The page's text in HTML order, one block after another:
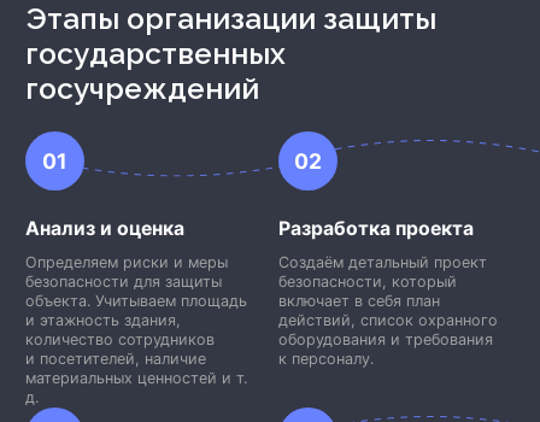
Этапы организации защиты
государственных
госучреждений
01
Анализ и оценка
Определяем риски и меры
безопасности для защиты
объекта. Учитываем площадь
и этажность здания,
количество сотрудников
и посетителей, наличие
материальных ценностей и т.
д.
02
Разработка проекта
Создаём детальный проект
безопасности, который
включает в себя план
действий, список охранного
оборудования и требования
к персоналу.